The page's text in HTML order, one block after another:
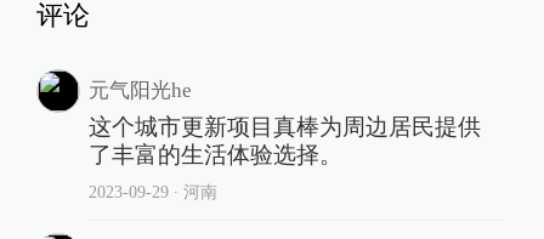
评论
元气阳光he
这个城市更新项目真棒为周边居民提供
了丰富的生活体验选择。
2023-09-29∙ 河南